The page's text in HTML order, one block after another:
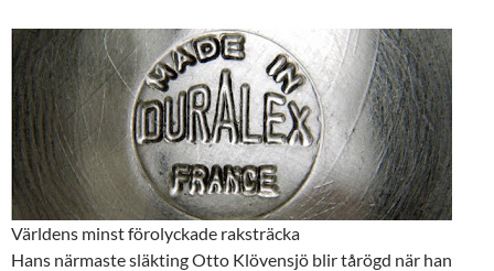
Världens minst förolyckade raksträcka
Hans närmaste släkting Otto Klövensjö blir tårögd när han